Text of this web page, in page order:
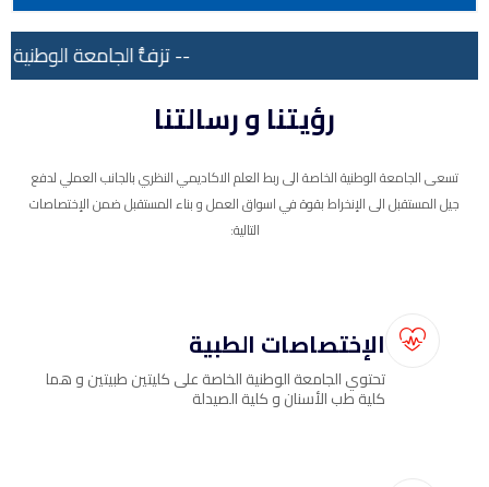
-- تزفُّ الجامعة الوطنية
رؤيتنا و رسالتنا
تسعى الجامعة الوطنية الخاصة الى ربط العلم الاكاديمي النظري بالجانب العملي لدفع
جيل المستقبل الى الإنخراط بقوة في اسواق العمل و بناء المستقبل ضمن الإختصاصات
التالية:
الإختصاصات الطبية
تحتوي الجامعة الوطنية الخاصة على كليتين طبيتين و هما
كلية طب الأسنان و كلية الصيدلة